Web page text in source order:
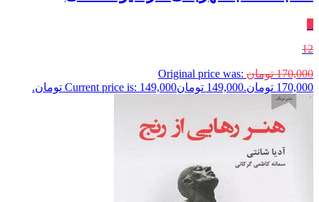
12
170,000 تومان Original price was:
170,000 تومان.
149,000 تومانCurrent price is: 149,000 تومان.